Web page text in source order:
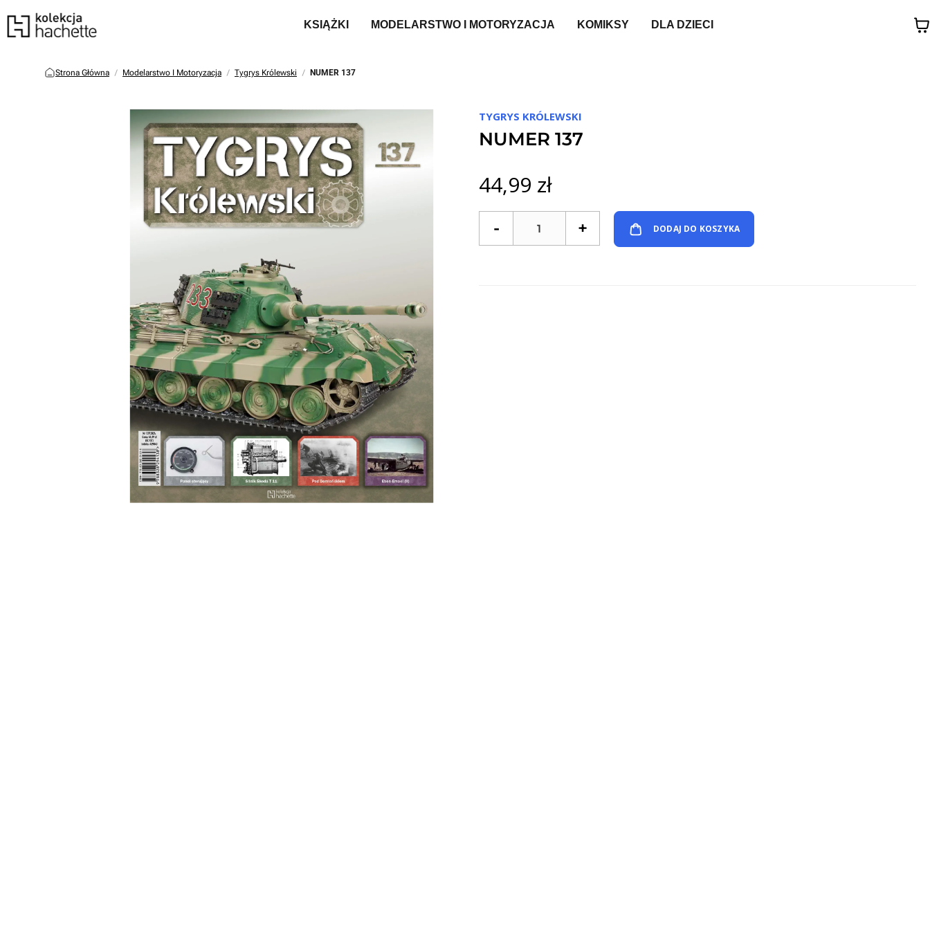
KSIĄŻKI MODELARSTWO I MOTORYZACJA KOMIKSY DLA DZIECI
Strona Główna Modelarstwo I Motoryzacja Tygrys Królewski NUMER 137
TYGRYS KRÓLEWSKI
NUMER 137
44,99 zł
- + DODAJ DO KOSZYKA